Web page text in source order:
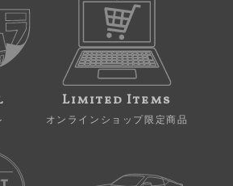
Limited Items
オンラインショップ限定商品